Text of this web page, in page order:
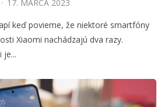
· 17. MARCA 2023
keď povieme, že niektoré smartfóny
Xiaomi nachádzajú dva razy.
je...